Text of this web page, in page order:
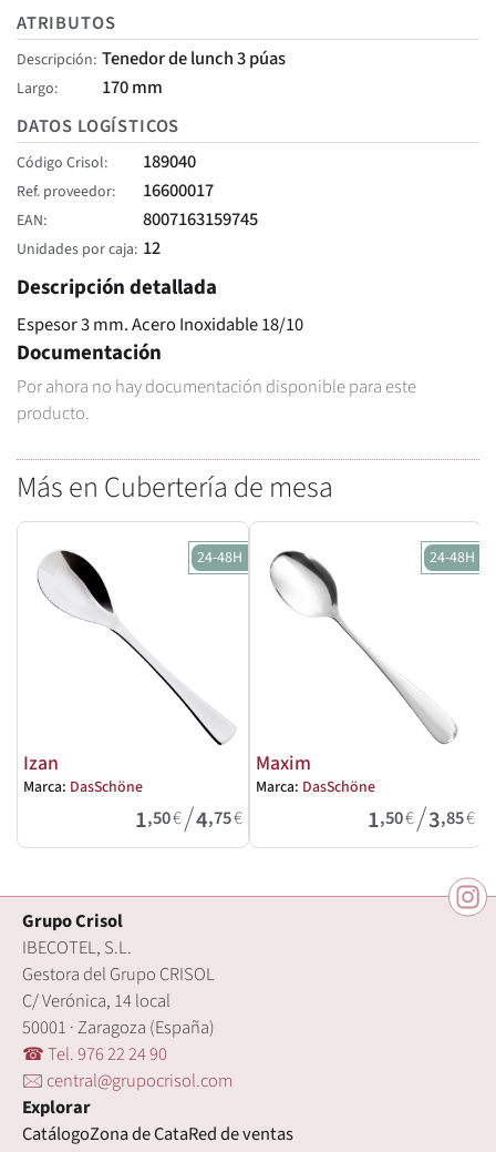
ATRIBUTOS
Descripción Tenedor de lunch 3 púas
Largo
170 mm
DATOS LOGÍSTICOS
Código Crisol 189040
Ref. proveedor 16600017
EAN 8007163159745
Unidades por caja 12
Descripción detallada
Espesor 3 mm. Acero Inoxidable 18/10
Documentación
Por ahora no hay documentación disponible para este
producto.
Más en Cubertería de mesa
24-48H
Izan
Marca: DasSchöne
1,50€/4,75€
24-48H
Maxim
Marca: DasSchöne
1,50€/3,85€
Grupo Crisol
IBECOTEL, S.L.
Gestora del Grupo CRISOL
C/ Verónica, 14 local
50001 · Zaragoza (España)
☎ Tel. 976 22 24 90
🖂 central@grupocrisol.com
Explorar
CatálogoZona de CataRed de ventas